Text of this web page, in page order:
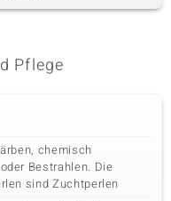
Pflege
chemisch
Bestrahlen. Die
sind Zuchtperlen